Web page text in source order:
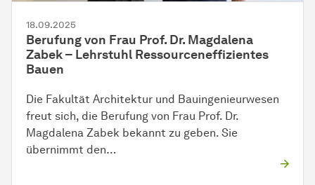
18.09.2025
Berufung von Frau Prof. Dr. Magdalena
Zabek – Lehrstuhl Ressourceneffizientes
Bauen
Die Fakultät Architektur und Bauingenieurwesen
freut sich, die Berufung von Frau Prof. Dr.
Magdalena Zabek bekannt zu geben. Sie
übernimmt den…